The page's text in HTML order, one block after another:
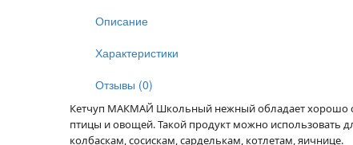
Описание
Характеристики
Отзывы (0)
Кетчуп МАКМАЙ Школьный нежный обладает хорошо
птицы и овощей. Такой продукт можно использовать
колбаскам, сосискам, сарделькам, котлетам, яичнице.